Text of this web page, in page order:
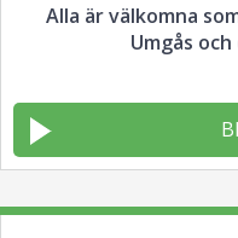
Alla är välkomna
Umgås